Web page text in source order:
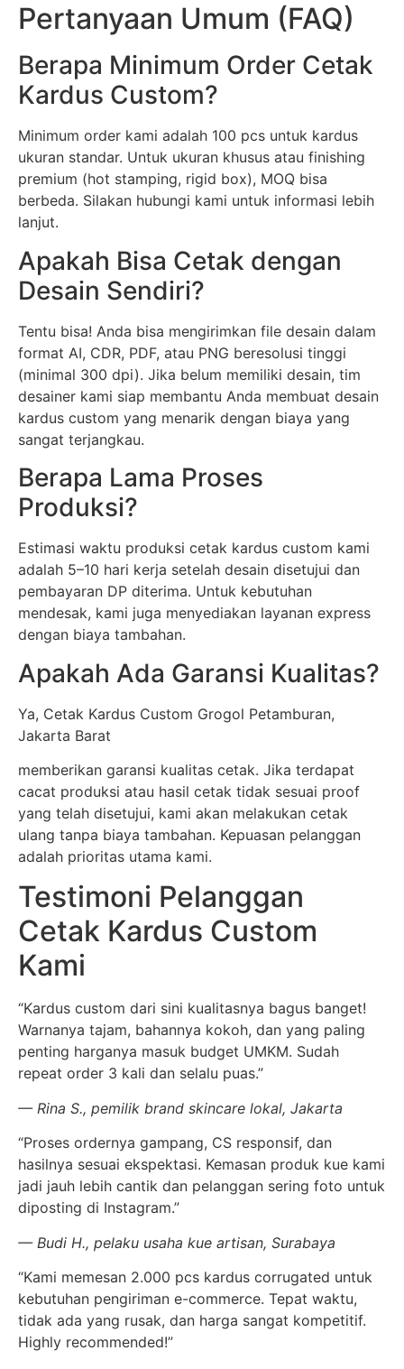
Pertanyaan Umum (FAQ)
Berapa Minimum Order Cetak
Kardus Custom?
Minimum order kami adalah 100 pcs untuk kardus
ukuran standar. Untuk ukuran khusus atau finishing
premium (hot stamping, rigid box), MOQ bisa
berbeda. Silakan hubungi kami untuk informasi lebih
lanjut.
Apakah Bisa Cetak dengan
Desain Sendiri?
Tentu bisa! Anda bisa mengirimkan file desain dalam
format AI, CDR, PDF, atau PNG beresolusi tinggi
(minimal 300 dpi). Jika belum memiliki desain, tim
desainer kami siap membantu Anda membuat desain
kardus custom yang menarik dengan biaya yang
sangat terjangkau.
Berapa Lama Proses
Produksi?
Estimasi waktu produksi cetak kardus custom kami
adalah 5–10 hari kerja setelah desain disetujui dan
pembayaran DP diterima. Untuk kebutuhan
mendesak, kami juga menyediakan layanan express
dengan biaya tambahan.
Apakah Ada Garansi Kualitas?
Ya, Cetak Kardus Custom Grogol Petamburan,
Jakarta Barat
memberikan garansi kualitas cetak. Jika terdapat
cacat produksi atau hasil cetak tidak sesuai proof
yang telah disetujui, kami akan melakukan cetak
ulang tanpa biaya tambahan. Kepuasan pelanggan
adalah prioritas utama kami.
Testimoni Pelanggan
Cetak Kardus Custom
Kami
“Kardus custom dari sini kualitasnya bagus banget!
Warnanya tajam, bahannya kokoh, dan yang paling
penting harganya masuk budget UMKM. Sudah
repeat order 3 kali dan selalu puas.”
— Rina S., pemilik brand skincare lokal, Jakarta
“Proses ordernya gampang, CS responsif, dan
hasilnya sesuai ekspektasi. Kemasan produk kue kami
jadi jauh lebih cantik dan pelanggan sering foto untuk
diposting di Instagram.”
— Budi H., pelaku usaha kue artisan, Surabaya
“Kami memesan 2.000 pcs kardus corrugated untuk
kebutuhan pengiriman e-commerce. Tepat waktu,
tidak ada yang rusak, dan harga sangat kompetitif.
Highly recommended!”